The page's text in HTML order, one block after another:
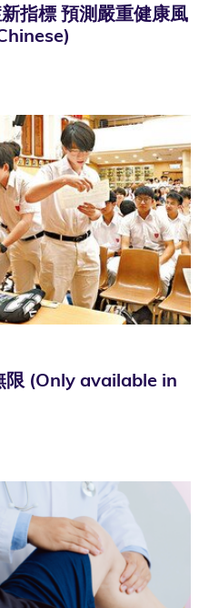
指標 預測嚴重健康風
限 (Only available in